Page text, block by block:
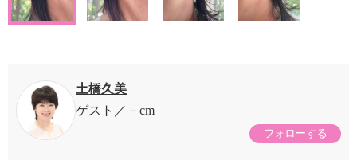
土橋久美
ゲスト
－cm
フォローする